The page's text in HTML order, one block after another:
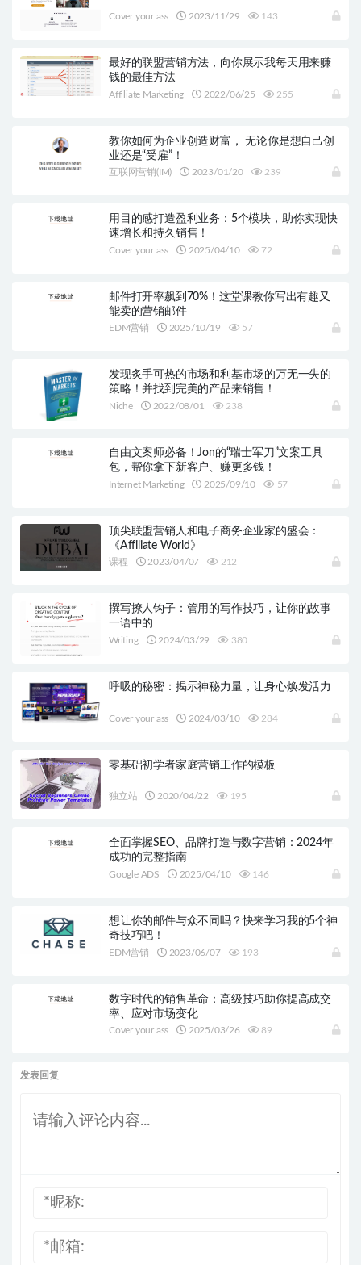
Cover your ass 2023/11/29 143
最好的联盟营销方法，向你展示我每天用来赚
钱的最佳方法
Affiliate Marketing 2022/06/25 255
教你如何为企业创造财富， 无论你是想自己创
业还是“受雇”！
互联网营销(IM) 2023/01/20 239
用目的感打造盈利业务：5个模块，助你实现快
速增长和持久销售！
Cover your ass 2025/04/10 72
邮件打开率飙到70%！这堂课教你写出有趣又
能卖的营销邮件
EDM营销 2025/10/19 57
发现炙手可热的市场和利基市场的万无一失的
策略！并找到完美的产品来销售！
Niche 2022/08/01 238
自由文案师必备！Jon的“瑞士军刀”文案工具
包，帮你拿下新客户、赚更多钱！
Internet Marketing 2025/09/10 57
顶尖联盟营销人和电子商务企业家的盛会：
《Affiliate World》
课程 2023/04/07 212
撰写撩人钩子：管用的写作技巧，让你的故事
一语中的
Writing 2024/03/29 380
呼吸的秘密：揭示神秘力量，让身心焕发活力
Cover your ass 2024/03/10 284
零基础初学者家庭营销工作的模板
独立站 2020/04/22 195
全面掌握SEO、品牌打造与数字营销：2024年
成功的完整指南
Google ADS 2025/04/10 146
想让你的邮件与众不同吗？快来学习我的5个神
奇技巧吧！
EDM营销 2023/06/07 193
数字时代的销售革命：高级技巧助你提高成交
率、应对市场变化
Cover your ass 2025/03/26 89
发表回复